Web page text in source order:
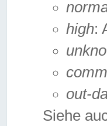
high:
out-
Siehe